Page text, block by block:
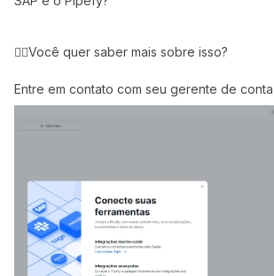
👉🏼Você quer saber mais sobre isso?
Entre em contato com seu gerente de